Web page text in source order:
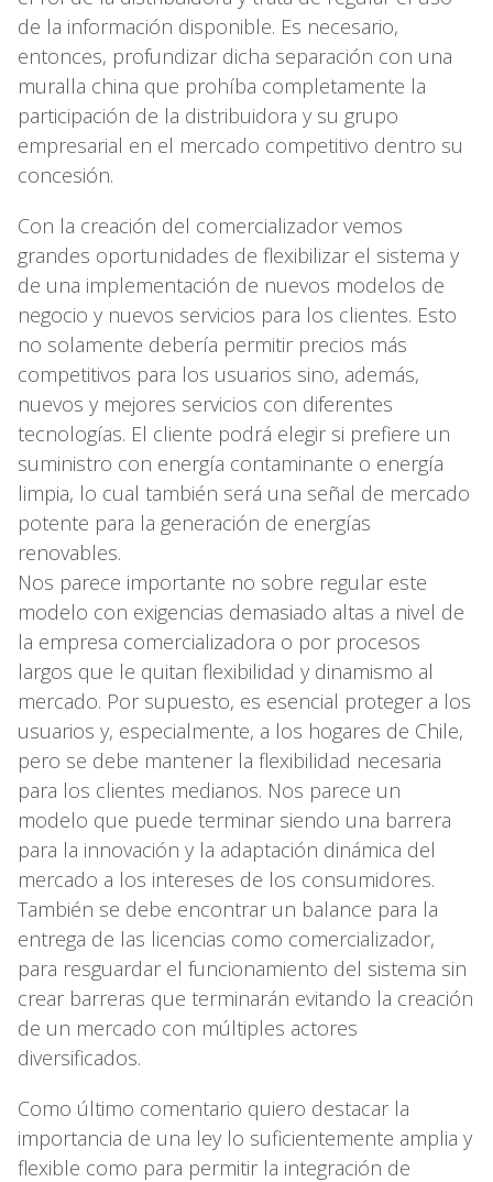
de la información disponible. Es necesario,
entonces, profundizar dicha separación con una
muralla china que prohíba completamente la
participación de la distribuidora y su grupo
empresarial en el mercado competitivo dentro su
concesión.
Con la creación del comercializador vemos
grandes oportunidades de flexibilizar el sistema y
de una implementación de nuevos modelos de
negocio y nuevos servicios para los clientes. Esto
no solamente debería permitir precios más
competitivos para los usuarios sino, además,
nuevos y mejores servicios con diferentes
tecnologías. El cliente podrá elegir si prefiere un
suministro con energía contaminante o energía
limpia, lo cual también será una señal de mercado
potente para la generación de energías
renovables.
Nos parece importante no sobre regular este
modelo con exigencias demasiado altas a nivel de
la empresa comercializadora o por procesos
largos que le quitan flexibilidad y dinamismo al
mercado. Por supuesto, es esencial proteger a los
usuarios y, especialmente, a los hogares de Chile,
pero se debe mantener la flexibilidad necesaria
para los clientes medianos. Nos parece un
modelo que puede terminar siendo una barrera
para la innovación y la adaptación dinámica del
mercado a los intereses de los consumidores.
También se debe encontrar un balance para la
entrega de las licencias como comercializador,
para resguardar el funcionamiento del sistema sin
crear barreras que terminarán evitando la creación
de un mercado con múltiples actores
diversificados.
Como último comentario quiero destacar la
importancia de una ley lo suficientemente amplia y
flexible como para permitir la integración de